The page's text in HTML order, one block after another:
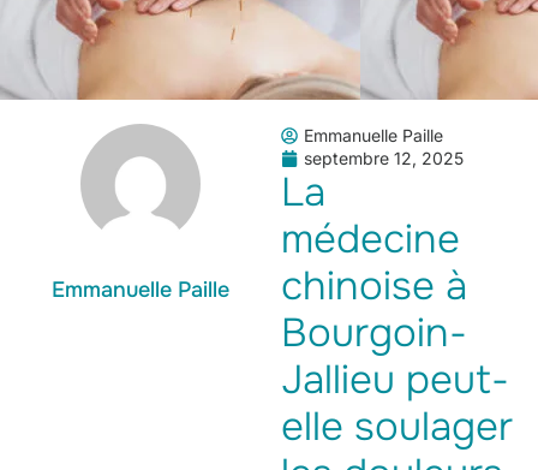
Emmanuelle Paille
Emmanuelle Paille
septembre 12, 2025
La
médecine
chinoise à
Bourgoin-
Jallieu peut-
elle soulager